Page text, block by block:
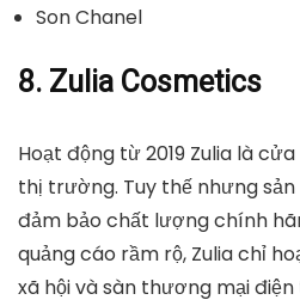
Son Chanel
8. Zulia Cosmetics
Hoạt động từ 2019 Zulia là
thị trường. Tuy thế nhưng
đảm bảo chất lượng chính
quảng cáo rầm rộ, Zulia chỉ
xã hội và sàn thương mại